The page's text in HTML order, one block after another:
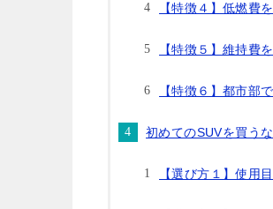
【特徴４】低燃費
【特徴５】維持費
【特徴６】都市部
初めてのSUVを買う
【選び方１】使用